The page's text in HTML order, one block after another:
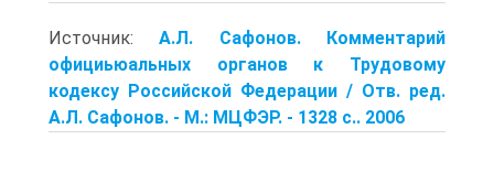
Источник:А.Л. Сафонов. Комментарий
официьюальных органов к Трудовому
кодексу Российской Федерации / Отв. ред.
А.Л. Сафонов. - М.: МЦФЭР. - 1328 с.. 2006